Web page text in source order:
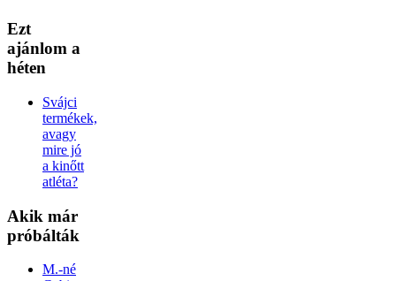
Ezt
ajánlom a
héten
Svájci
termékek,
avagy
mire jó
a kinőtt
atléta?
Akik már
próbálták
M.-né